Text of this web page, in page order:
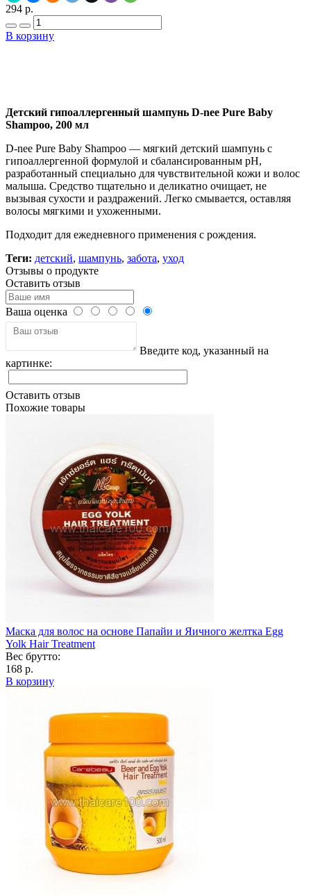
294 р.
В корзину
Детский гипоаллергенный шампунь D-nee Pure Baby
Shampoo, 200 мл
D-nee Pure Baby Shampoo — мягкий детский шампунь с
гипоаллергенной формулой и сбалансированным pH,
разработанный специально для чувствительной кожи и волос
малыша. Средство тщательно и деликатно очищает, не
вызывая сухости и раздражений. Легко смывается, оставляя
волосы мягкими и ухоженными.
Подходит для ежедневного применения с рождения.
Теги: детский, шампунь, забота, уход
Отзывы о продукте
Оставить отзыв
Ваша оценка
Введите код, указанный на
картинке:
Оставить отзыв
Похожие товары
Маска для волос на основе Папайи и Яичного желтка Egg
Yolk Hair Treatment
Вес брутто:
168 р.
В корзину